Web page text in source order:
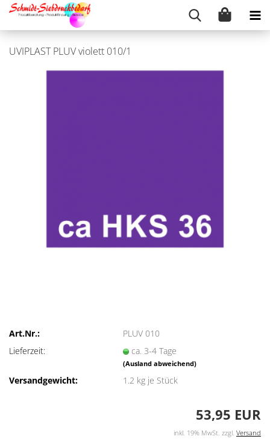
UVIPLAST PLUV violett 010/1
Art.Nr.:
PLUV 010
Lieferzeit:
ca. 3-4 Tage
(Ausland abweichend)
Versandgewicht: 1.2 kg je Stück
53,95 EUR
inkl. 19% MwSt. zzgl. Versand